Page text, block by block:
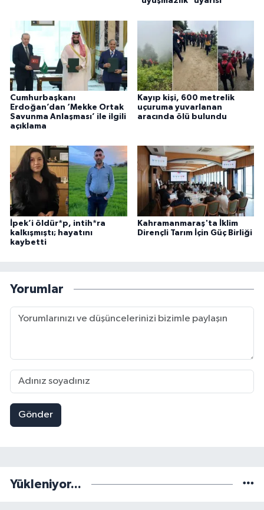
Cumhurbaşkanı
Erdoğan’dan ‘Mekke Ortak
Savunma Anlaşması’ ile ilgili
açıklama
Kayıp kişi, 600 metrelik
uçuruma yuvarlanan
aracında ölü bulundu
İpek’i öldür*p, intih*ra
kalkışmıştı; hayatını
kaybetti
Kahramanmaraş'ta İklim
Dirençli Tarım İçin Güç Birliği
Yorumlar
Gönder
Yükleniyor...